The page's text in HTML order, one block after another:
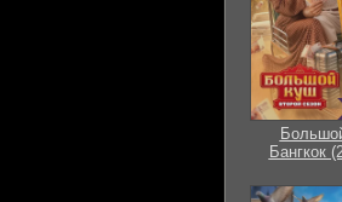
Бангкок